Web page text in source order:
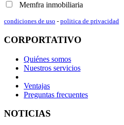
Memfra inmobiliaria
condiciones de uso - politica de privacidad
CORPORTATIVO
Quiénes somos
Nuestros servicios
Ventajas
Preguntas frecuentes
NOTICIAS